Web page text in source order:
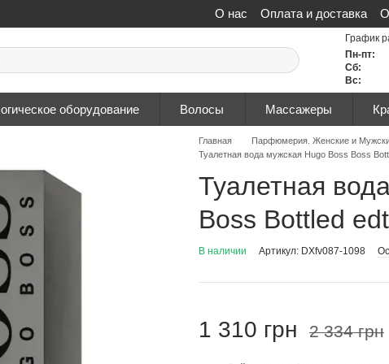
О нас Оплата и доставка
Политика
График
Пн-пт:
Сб:
Вс:
оборудование Волосы Массажеры
Главная Парфюмерия. Женские и
Туалетная вода мужская Hugo Boss Boss
Туалетная
Boss Bottled
В наличии Артикул: DXfv087-1098
1 310 грн 2 334 грн